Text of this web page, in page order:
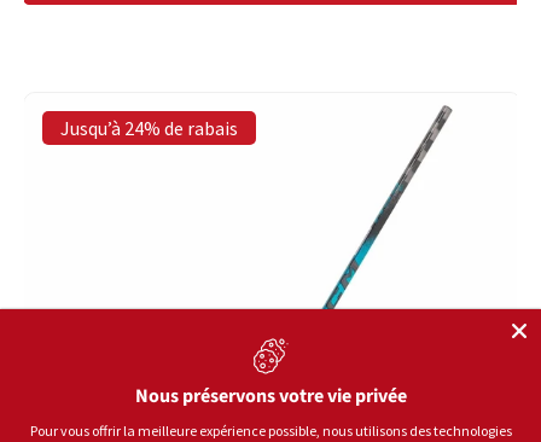
Jusqu’à 24% de rabais
Nous préservons votre vie privée
Pour vous offrir la meilleure expérience possible, nous utilisons des technologies